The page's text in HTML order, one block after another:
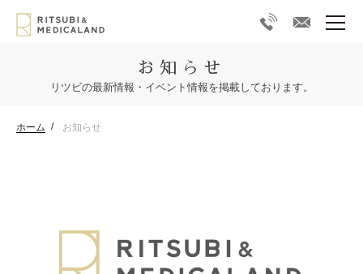
お知らせ
リツビの最新情報・イベント情報を掲載しております。
ホーム お知らせ